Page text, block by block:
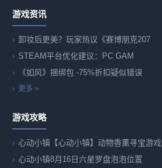
游戏资讯
卸妆后更美？玩家热议《赛博朋克207
STEAM平台优化建议：PC GAM
《如风》捆绑包 -75%折扣疑似错误
更多 »
游戏攻略
心动小镇【心动小镇】动物香薰寻宝游戏
心动小镇8月16日六星罗盘泡泡位置